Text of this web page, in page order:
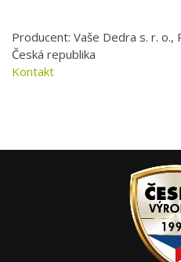
Producent: Vaše Dedra s. r. o.,
Česká republika
Kontakt